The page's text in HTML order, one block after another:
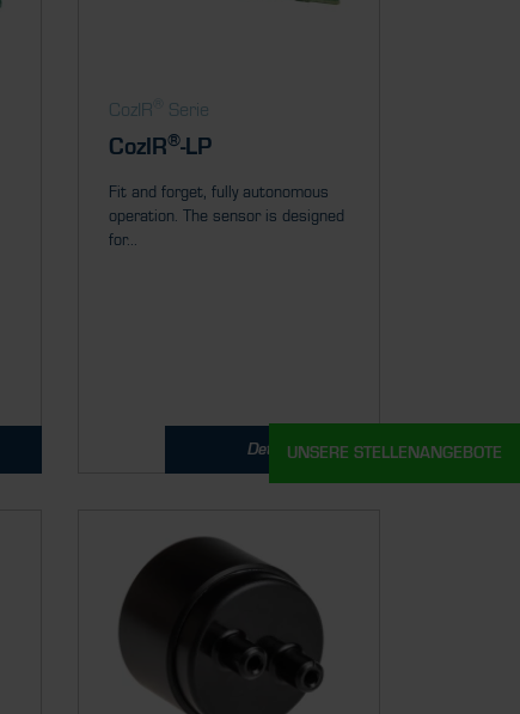
CozIR Serie
CozIR®-LP
Fit and forget, fully autonomous
operation. The sensor is designed
for...
DetailsUNSERE STELLENANGEBOTE